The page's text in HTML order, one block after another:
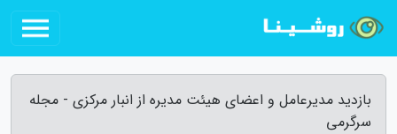
بازدید مدیرعامل و اعضای هیئت مدیره از انبار مرکزی - مجله
سرگرمی